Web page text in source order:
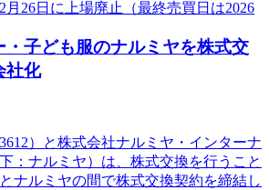
月26日に上場廃止（最終売買日は2026
・子ども服のナルミヤを株式交
社化
）と株式会社ナルミヤ・インターナ
：ナルミヤ）は、株式交換を行うこと
ナルミヤの間で株式交換契約を締結し